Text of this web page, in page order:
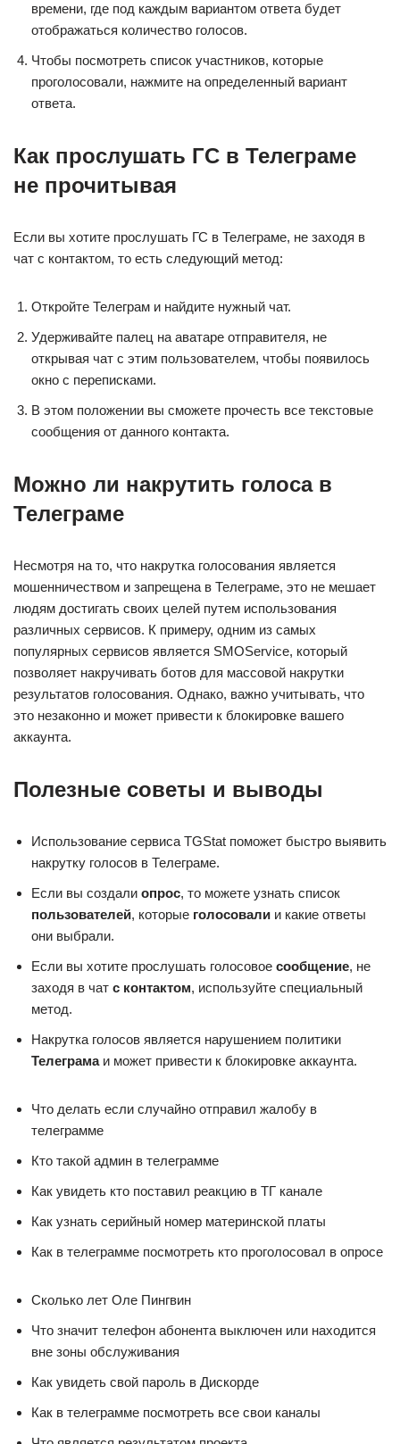
времени, где под каждым вариантом ответа будет
отображаться количество голосов.
Чтобы посмотреть список участников, которые
проголосовали, нажмите на определенный вариант
ответа.
Как прослушать ГС в Телеграме
не прочитывая
Если вы хотите прослушать ГС в Телеграме, не заходя в
чат с контактом, то есть следующий метод:
Откройте Телеграм и найдите нужный чат.
Удерживайте палец на аватаре отправителя, не
открывая чат с этим пользователем, чтобы появилось
окно с переписками.
В этом положении вы сможете прочесть все текстовые
сообщения от данного контакта.
Можно ли накрутить голоса в
Телеграме
Несмотря на то, что накрутка голосования является
мошенничеством и запрещена в Телеграме, это не мешает
людям достигать своих целей путем использования
различных сервисов. К примеру, одним из самых
популярных сервисов является SMOService, который
позволяет накручивать ботов для массовой накрутки
результатов голосования. Однако, важно учитывать, что
это незаконно и может привести к блокировке вашего
аккаунта.
Полезные советы и выводы
Использование сервиса TGStat поможет быстро выявить
накрутку голосов в Телеграме.
Если вы создали опрос, то можете узнать список
пользователей, которые голосовали и какие ответы
они выбрали.
Если вы хотите прослушать голосовое сообщение, не
заходя в чат с контактом, используйте специальный
метод.
Накрутка голосов является нарушением политики
Телеграмаи может привести к блокировке аккаунта.
Что делать если случайно отправил жалобу в
телеграмме
Кто такой админ в телеграмме
Как увидеть кто поставил реакцию в ТГ канале
Как узнать серийный номер материнской платы
Как в телеграмме посмотреть кто проголосовал в опросе
Сколько лет Оле Пингвин
Что значит телефон абонента выключен или находится
вне зоны обслуживания
Как увидеть свой пароль в Дискорде
Как в телеграмме посмотреть все свои каналы